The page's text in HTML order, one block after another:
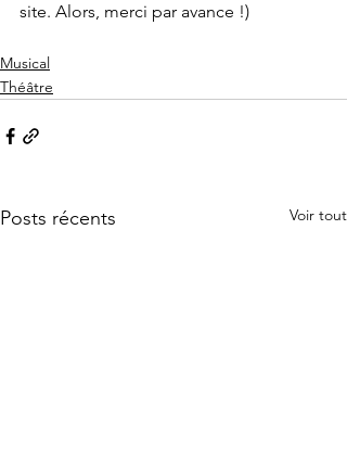
site. Alors, merci par avance !)
Musical
Théâtre
Posts récents Voir tout